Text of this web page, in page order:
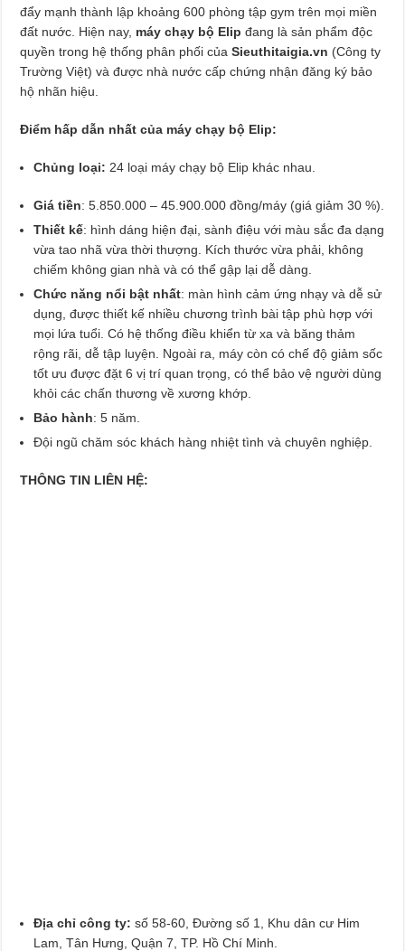
đẩy mạnh thành lập khoảng 600 phòng tập gym trên mọi miền
đất nước. Hiện nay, máy chạy bộ Elipđang là sản phẩm độc
quyền trong hệ thống phân phối củaSieuthitaigia.vn (Công ty
Trường Việt) và được nhà nước cấp chứng nhận đăng ký bảo
hộ nhãn hiệu.
Điểm hấp dẫn nhất của máy chạy bộ Elip:
Chủng loại: 24 loại máy chạy bộ Elip khác nhau.
Giá tiền: 5.850.000 – 45.900.000 đồng/máy (giá giảm 30 %).
Thiết kế: hình dáng hiện đại, sành điệu với màu sắc đa dạng
vừa tao nhã vừa thời thượng. Kích thước vừa phải, không
chiếm không gian nhà và có thể gập lại dễ dàng.
Chức năng nổi bật nhất: màn hình cảm ứng nhạy và dễ sử
dụng, được thiết kế nhiều chương trình bài tập phù hợp với
mọi lứa tuổi. Có hệ thống điều khiển từ xa và băng thảm
rộng rãi, dễ tập luyện. Ngoài ra, máy còn có chế độ giảm sốc
tốt ưu được đặt 6 vị trí quan trọng, có thể bảo vệ người dùng
khỏi các chấn thương về xương khớp.
Bảo hành: 5 năm.
Đội ngũ chăm sóc khách hàng nhiệt tình và chuyên nghiệp.
THÔNG TIN LIÊN HỆ:
Địa chỉ công ty:số 58-60, Đường số 1, Khu dân cư Him
Lam, Tân Hưng, Quận 7, TP. Hồ Chí Minh.